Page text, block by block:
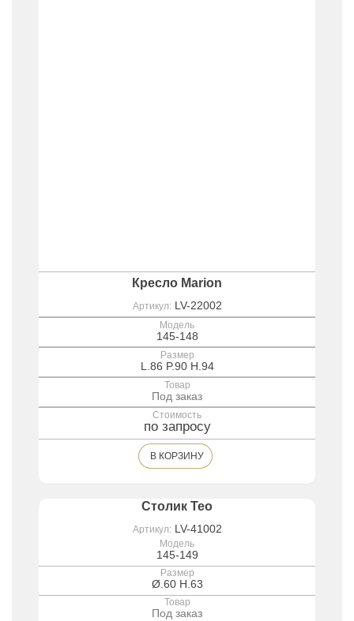
Кресло Marion
Артикул: LV-22002
Модель
145-148
Размер
L.86 P.90 H.94
Товар
Под заказ
Стоимость
по запросу
В КОРЗИНУ
Столик Teo
Артикул: LV-41002
Модель
145-149
Размер
Ø.60 H.63
Товар
Под заказ